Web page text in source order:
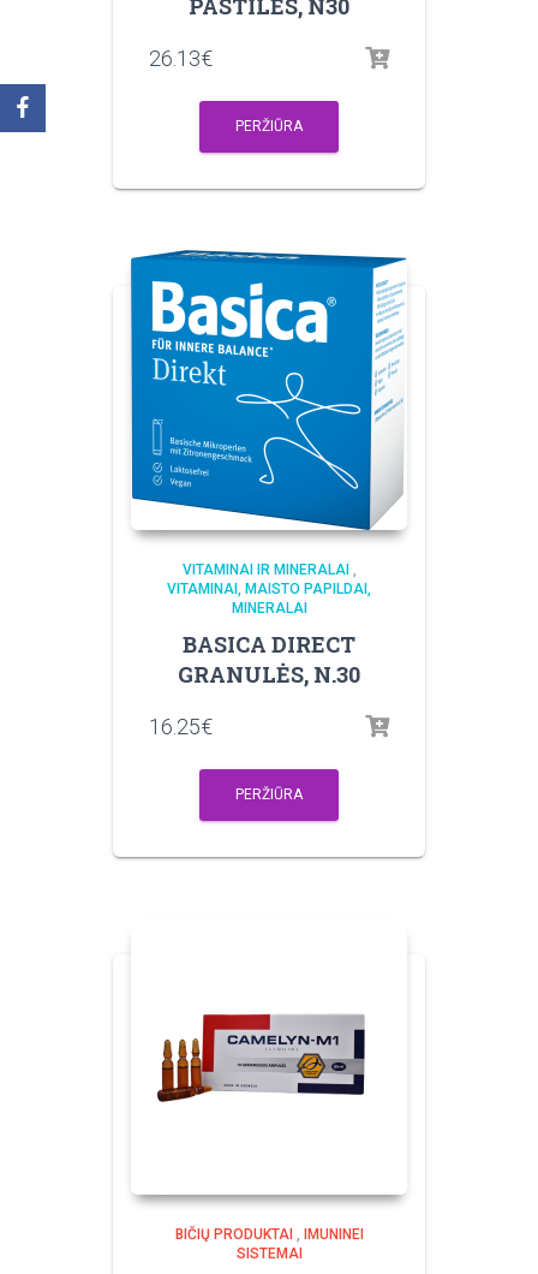
PASTILĖS, N30
26.13€
PERŽIŪRA
VITAMINAI IR MINERALAI ,
VITAMINAI, MAISTO PAPILDAI,
MINERALAI
BASICA DIRECT
GRANULĖS, N.30
16.25€
PERŽIŪRA
BIČIŲ PRODUKTAI ,
IMUNINEI
SISTEMAI